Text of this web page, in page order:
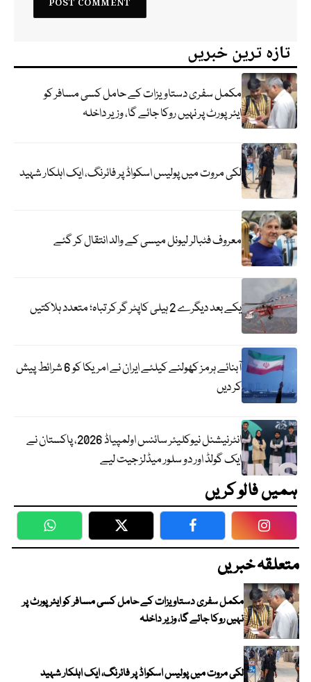
تازہ ترین خبریں
مکمل سفری دستاویزات کے حامل کسی مسافر کو
ایئرپورٹ پر نہیں روکا جائے گا، وزیر داخلہ
لکی مروت میں پولیس اسکواڈ پر فائرنگ، ایک اہلکار شہید
معروف فٹبالر لیونل میسی کے والد انتقال کر گئے
یکے بعد دیگرے 2 ہیلی کاپٹر گر کر تباہ؛ متعدد ہلاکتیں
آبنائے ہرمز کھولنے کیلئے ایران نے امریکا کو 6 شرائط پیش
کر دیں
انٹرنیشنل نیوکلیئر سائنس اولمپیاڈ 2026، پاکستان نے
ایک گولڈ اور دو سلور میڈلز جیت لیے
ہمیں فالو کریں
WhatsApp Twitter Facebook
متعلقہ خبریں
مکمل سفری دستاویزات کے حامل کسی مسافر کو ایئرپورٹ پر
نہیں روکا جائے گا، وزیر داخلہ
لکی مروت میں پولیس اسکواڈ پر فائرنگ، ایک اہلکار شہید